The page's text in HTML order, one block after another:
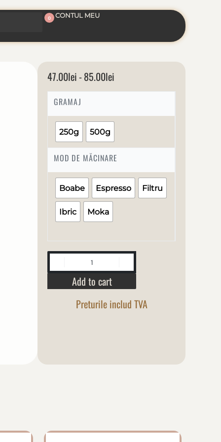
0 CONTUL MEU
47.00lei 85.00lei
GRAMAJ
250g 500g
MOD DE MĂCINARE
Boabe Espresso Filtru
Ibric Moka
Add to cart
Preturile includ TVA